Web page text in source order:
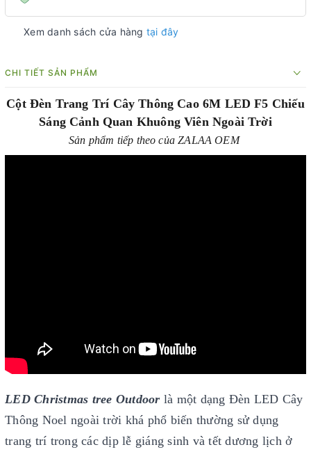
Xem danh sách cửa hàng tại đây
CHI TIẾT SẢN PHẨM
Cột Đèn Trang Trí Cây Thông Cao 6M LED F5 Chiếu
Sáng Cảnh Quan Khuông Viên Ngoài Trời
Sản phẩm tiếp theo của ZALAA OEM
LED Christmas tree Outdoor là một dạng Đèn LED Cây
Thông Noel ngoài trời khá phổ biến thường sử dụng
trang trí trong các dịp lễ giáng sinh và tết dương lịch ở